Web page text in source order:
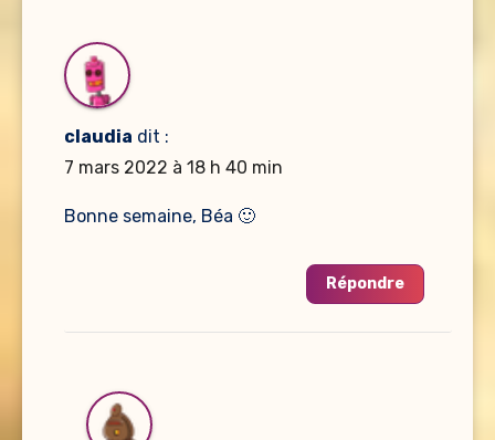
claudia dit :
7 mars 2022 à 18 h 40 min
Bonne semaine, Béa 🙂
Répondre